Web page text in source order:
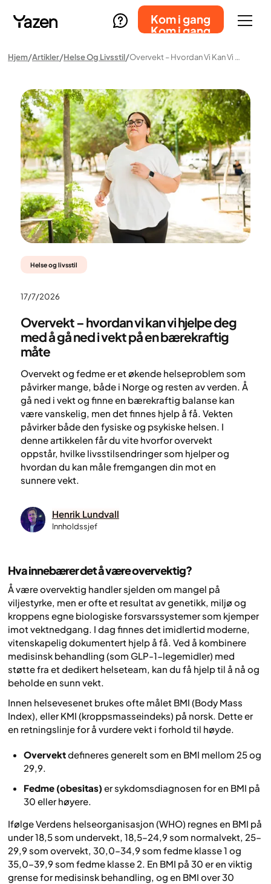
Kom i gang
Kom i gang
Hjem Artikler Helse Og Livsstil Overvekt – Hvordan Vi Kan Vi Hjelpe Deg Med Å Gå Ned I Vekt På En Bærekraftig Måte
Helse og livsstil
17/7/2026
Overvekt – hvordan vi kan vi hjelpe deg
med å gå ned i vekt på en bærekraftig
måte
Overvekt og fedme er et økende helseproblem som
påvirker mange, både i Norge og resten av verden. Å
gå ned i vekt og finne en bærekraftig balanse kan
være vanskelig, men det finnes hjelp å få. Vekten
påvirker både den fysiske og psykiske helsen. I
denne artikkelen får du vite hvorfor overvekt
oppstår, hvilke livsstilsendringer som hjelper og
hvordan du kan måle fremgangen din mot en
sunnere vekt.
Henrik Lundvall
Innholdssjef
Hva innebærer det å være overvektig?
Å være overvektig handler sjelden om mangel på
viljestyrke, men er ofte et resultat av genetikk, miljø og
kroppens egne biologiske forsvarssystemer som kjemper
imot vektnedgang. I dag finnes det imidlertid moderne,
vitenskapelig dokumentert hjelp å få. Ved å kombinere
medisinsk behandling (som GLP-1-legemidler) med
støtte fra et dedikert helseteam, kan du få hjelp til å nå og
beholde en sunn vekt.
Innen helsevesenet brukes ofte målet BMI (Body Mass
Index), eller KMI (kroppsmasseindeks) på norsk. Dette er
en retningslinje for å vurdere vekt i forhold til høyde.
Overvektdefineres generelt som en BMI mellom 25 og
29,9.
Fedme (obesitas) er sykdomsdiagnosen for en BMI på
30 eller høyere.
Ifølge Verdens helseorganisasjon (WHO) regnes en BMI på
under 18,5 som undervekt, 18,5–24,9 som normalvekt, 25–
29,9 som overvekt, 30,0–34,9 som fedme klasse 1 og
35,0–39,9 som fedme klasse 2. En BMI på 30 er en viktig
grense for medisinsk behandling, og en BMI over 30